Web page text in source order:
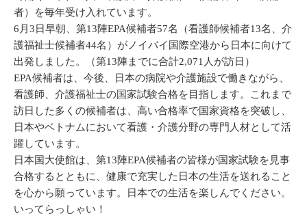
者）を毎年受け入れています。
6月3日早朝、第13陣EPA候補者57名（看護師候補者13名、介
護福祉士候補者44名）がノイバイ国際空港から日本に向けて
出発しました。（第13陣までに合計2,071人が訪日）
EPA候補者は、今後、日本の病院や介護施設で働きながら、
看護師、介護福祉士の国家試験合格を目指します。これまで
訪日した多くの候補者は、高い合格率で国家資格を突破し、
日本やベトナムにおいて看護・介護分野の専門人材として活
躍しています。
日本国大使館は、第13陣EPA候補者の皆様が国家試験を見事
合格するとともに、健康で充実した日本の生活を送れること
を心から願っています。日本での生活を楽しんでください。
いってらっしゃい！